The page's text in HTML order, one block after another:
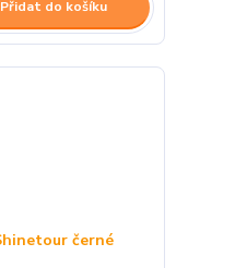
Přidat do košíku